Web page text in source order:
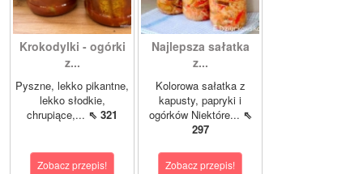
Krokodylki - ogórki
z...
Pyszne, lekko pikantne,
lekko słodkie,
chrupiące,... ⇖ 321
Zobacz przepis!
Najlepsza sałatka
z...
Kolorowa sałatka z
kapusty, papryki i
ogórków Niektóre... ⇖
297
Zobacz przepis!